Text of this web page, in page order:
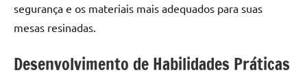
segurança e os materiais mais adequados para suas
mesas resinadas.
Desenvolvimento de Habilidades Práticas